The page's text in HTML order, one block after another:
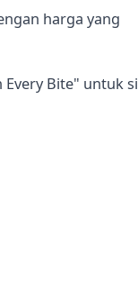
harga yang
Bite" untuk si